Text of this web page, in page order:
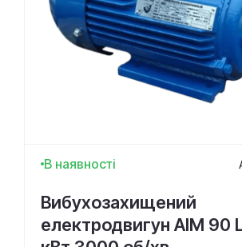
В наявності
Вибухозахищений
електродвигун АІМ 90